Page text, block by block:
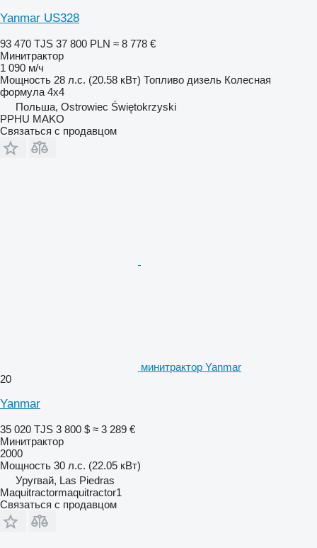
Yanmar US328
93 470 TJS 37 800 PLN ≈ 8 778 €
Минитрактор
1 090 м/ч
Мощность 28 л.с. (20.58 кВт) Топливо дизель Колесная
формула 4x4
Польша, Ostrowiec Świętokrzyski
PPHU MAKO
Связаться с продавцом
минитрактор Yanmar
20
Yanmar
35 020 TJS 3 800 $ ≈ 3 289 €
Минитрактор
2000
Мощность 30 л.с. (22.05 кВт)
Уругвай, Las Piedras
Maquitractormaquitractor1
Связаться с продавцом